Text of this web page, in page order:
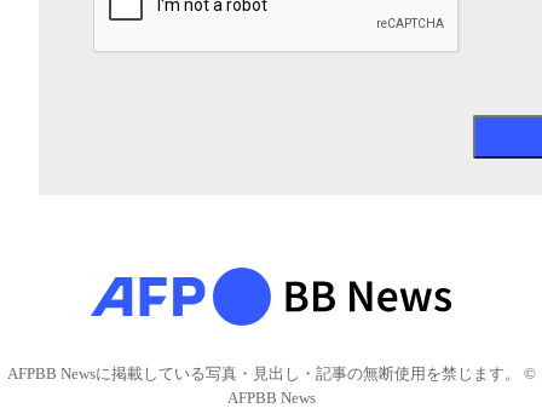
AFPBB Newsに掲載している写真・見出し・記事の無断使用を禁じます。 ©
AFPBB News